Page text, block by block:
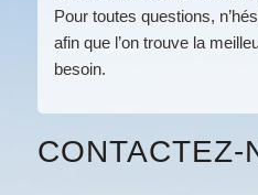
Pour toutes questions,
afin que l’on trouve la
besoin.
CONTACTEZ-